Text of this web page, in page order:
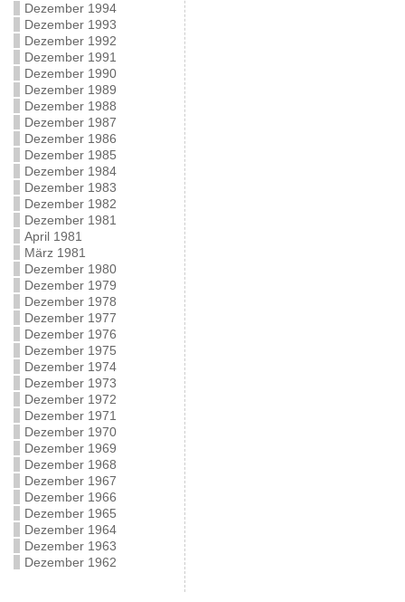
Dezember 1994
Dezember 1993
Dezember 1992
Dezember 1991
Dezember 1990
Dezember 1989
Dezember 1988
Dezember 1987
Dezember 1986
Dezember 1985
Dezember 1984
Dezember 1983
Dezember 1982
Dezember 1981
April 1981
März 1981
Dezember 1980
Dezember 1979
Dezember 1978
Dezember 1977
Dezember 1976
Dezember 1975
Dezember 1974
Dezember 1973
Dezember 1972
Dezember 1971
Dezember 1970
Dezember 1969
Dezember 1968
Dezember 1967
Dezember 1966
Dezember 1965
Dezember 1964
Dezember 1963
Dezember 1962